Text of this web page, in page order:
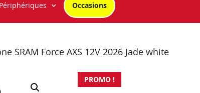
Périphériques Occasions
SRAM Force AXS 12V 2026 Jade white
PROMO !